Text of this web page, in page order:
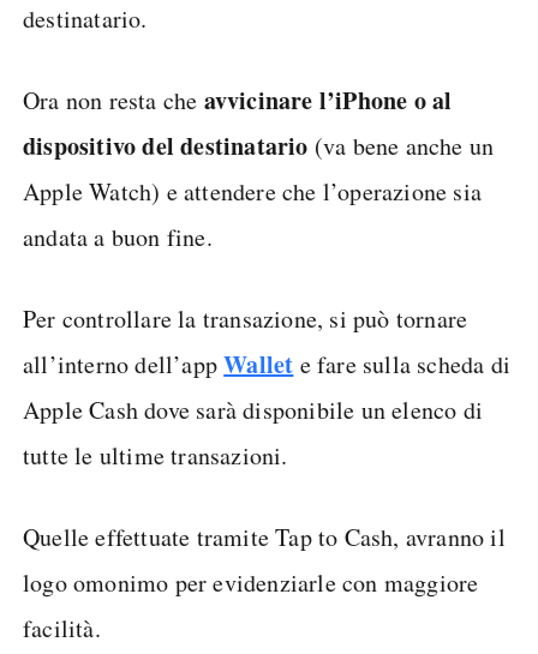
destinatario.
Ora non resta che avvicinare l’iPhone o al
dispositivo del destinatario (va bene anche un
Apple Watch) e attendere che l’operazione sia
andata a buon fine.
Per controllare la transazione, si può tornare
all’interno dell’appWallet e fare sulla scheda di
Apple Cash dove sarà disponibile un elenco di
tutte le ultime transazioni.
Quelle effettuate tramite Tap to Cash, avranno il
logo omonimo per evidenziarle con maggiore
facilità.